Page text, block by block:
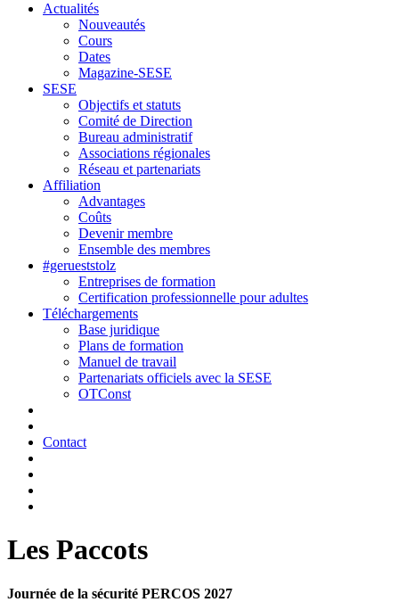
Actualités
Nouveautés
Cours
Dates
Magazine-SESE
SESE
Objectifs et statuts
Comité de Direction
Bureau administratif
Associations régionales
Réseau et partenariats
Affiliation
Advantages
Coûts
Devenir membre
Ensemble des membres
#gerueststolz
Entreprises de formation
Certification professionnelle pour adultes
Téléchargements
Base juridique
Plans de formation
Manuel de travail
Partenariats officiels avec la SESE
OTConst
Contact
Les Paccots
Journée de la sécurité PERCOS 2027